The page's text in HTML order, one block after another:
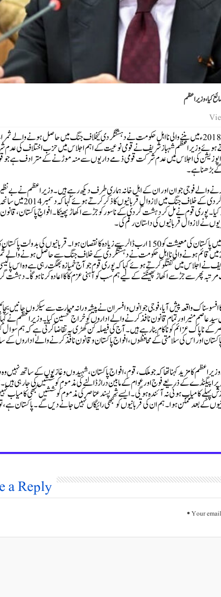
اسلام آباد(پبلک پوسٹ)وزیراعظم شہباز شریف نے کہا ہے کہ 2018ء میں بننے والی نااہل حکومت نے دہشتگردی کیخلاف جنگ میں حاصل ہونے
کرتے ہوئے وزیراعظم شہباز شریف نے قومی نوعیت کے اہم اجلاس میں حزب اختلاف کی
اپوزیشن کی اجلاس میں عدم شرکت قومی ذمے داریوں سے منہ موڑنے کے مترادف ہے جو
بڑھنا ہے۔
والے فوجی جوان اور ان کے اہل خانہ ہماری طرف دیکھ رہے ہیں۔وزیراعظم نے بے
بلور خاندان اور مفتی نعیمی سمیت سیکڑوں اہم شخصیات کی دہشت گردی کے خلاف جنگ میں
پوری قوم نے مل کر دہشت گردی کے ناسور کو جڑ سے اکھاڑ پھینکا۔ افواجِ پاکستان،
نے لازوال قربانیوں کی داستان رقم کی۔
انہوں نے کہا کہ گزشتہ دو دہائیوں کے دوران دہشتگردی کی جنگ میں پاکستان کی معیشت کو 150 ارب ڈالر سے زیادہ کا نقصان ہوا۔ قربانیوں کی
بحال ہوا، معیشت سنبھلی اور ملک کی رونقیں بحال ہوئیں۔ 2018 میں قائم ہونے والی نا اہل حکومت نے دہشتگردی کے خلاف جنگ سے حاصل ہونے
نے اجلاس میں گفتگو کرتے ہوئے کہا کہ پوری قوم جو آج خمیازہ بھگت رہی ہے وہ اس پالیسی
پھر سے جڑ سے اکھاڑ پھینکنے کے لیے ہم سب کو آہنی عزم کا کا اعادہ کرنا ہوگا۔ دہشت
واقعہ پیش آیا، فوجی جوانوں و افسران نے پیشہ ورانہ مہارت سے سیکڑوں جانیں
عاصم منیر اور تمام قانون نافذ کرنے والے اداروں کو خراج تحسین کیا۔وزیراعظم نے
ناپاک عزائم کو ناکام بنا رہے ہیں۔ آج کی فیصلہ کن گھڑی یہ تقاضا کرتی ہے کہ ہم
کھڑا ہے۔ آج اس ملک کے 25 کروڑ عوام پاکستان اور اس کی سلامتی کے محافظوں، افواج پاکستان و قانون نافذ کرنے والے اداروں
کا مزید کہنا تھا کہ جو ملک، قوم، افواج پاکستان، شہیدوں و غازیوں کے ساتھ
کے ذریعے فوج اور عوام کے مابین دراڑ ڈالنے کی مذموم کوششیں کی جارہی
پہلے کامیاب ہوئی نہ آئندہ ہوگی ۔ ایسے شر پسند عناصر کی مذموم کوششیں کبھی کامیاب
بعد ممکن ہوا۔ ہم ان کی قربانیوں کو کبھی رائیگاں نہیں جانے دیں گے۔ پاکستان ہے،
a Reply
Your
*